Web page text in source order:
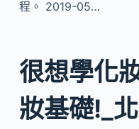
程。 2019-05…
很想學化
妝基礎!_